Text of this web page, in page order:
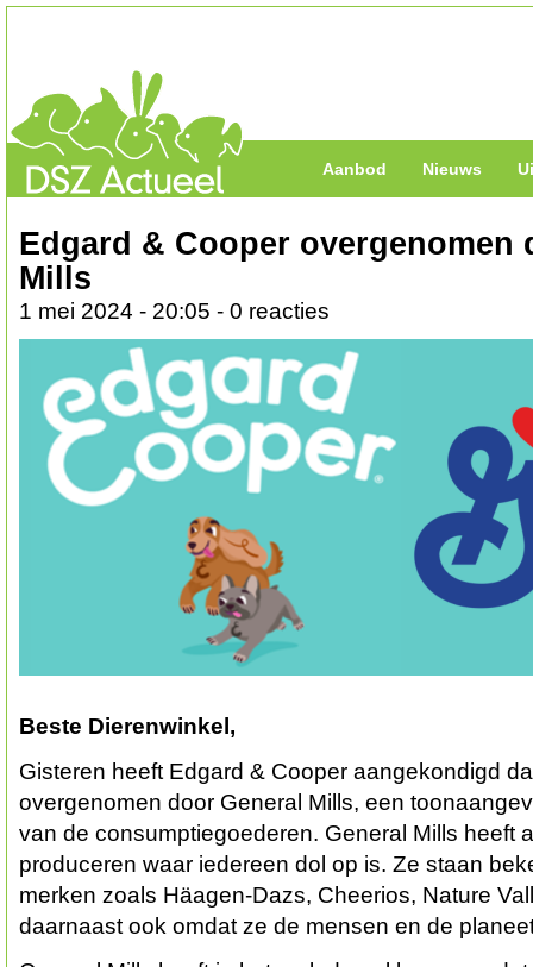
Aanbod Nieuws
Edgard & Cooper overgenomen
Mills
1 mei 2024 - 20:05 - 0 reacties
Beste Dierenwinkel,
Gisteren heeft Edgard & Cooper aangekondigd
overgenomen door General Mills, een
van de consumptiegoederen. General Mills heeft
produceren waar iedereen dol op is. Ze staan
merken zoals Häagen-Dazs, Cheerios, Nature
daarnaast ook omdat ze de mensen en de